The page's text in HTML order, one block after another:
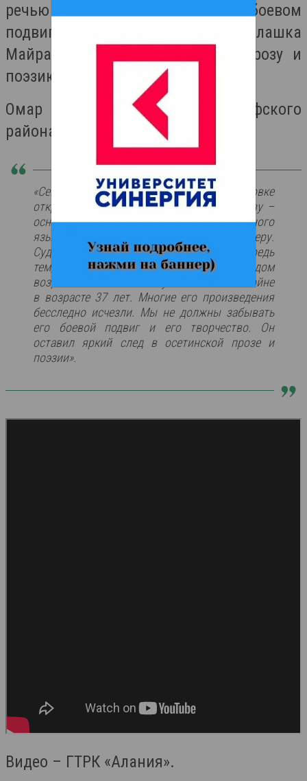
речью – воспоминанием о боевом
подвиге, большом вкладе Блашка
Майрансауовича в осетинскую прозу и
поэзию республики.
Омар Лагкуев, глава АМС Ирафского
района:
«Сегодня мы в торжественной обстановке
открываем памятник Блашка Гурджибекову –
основоположнику дигорского литературного
языка, видному поэту и царскому офицеру.
Судьба его очень трагична в первую очередь
тем, что в 1905-м в достаточно молодом
возрасте он погибает в Русско-японской войне
в возрасте 37 лет. Многие его произведения
бесследно исчезли. Мы не должны забывать
его боевой подвиг и его творчество. Он
оставил яркий след в осетинской прозе и
поэзии».
Видео – ГТРК «Алания».